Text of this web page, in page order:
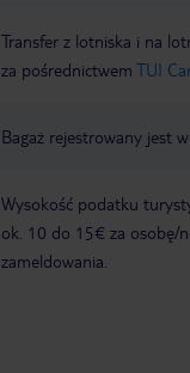
Transfer z lotniska i na
za pośrednictwem TUI
Bagaż rejestrowany jest
Wysokość podatku
ok. 10 do 15€ za osobę/
zameldowania.